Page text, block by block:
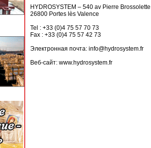
HYDROSYSTEM – 540 av Pierre Brossolette
26800 Portes lès Valence
Tel : +33 (0)4 75 57 70 73
Fax : +33 (0)4 75 57 42 73
Электронная почта: info@hydrosystem.fr
Веб-сайт: www.hydrosystem.fr